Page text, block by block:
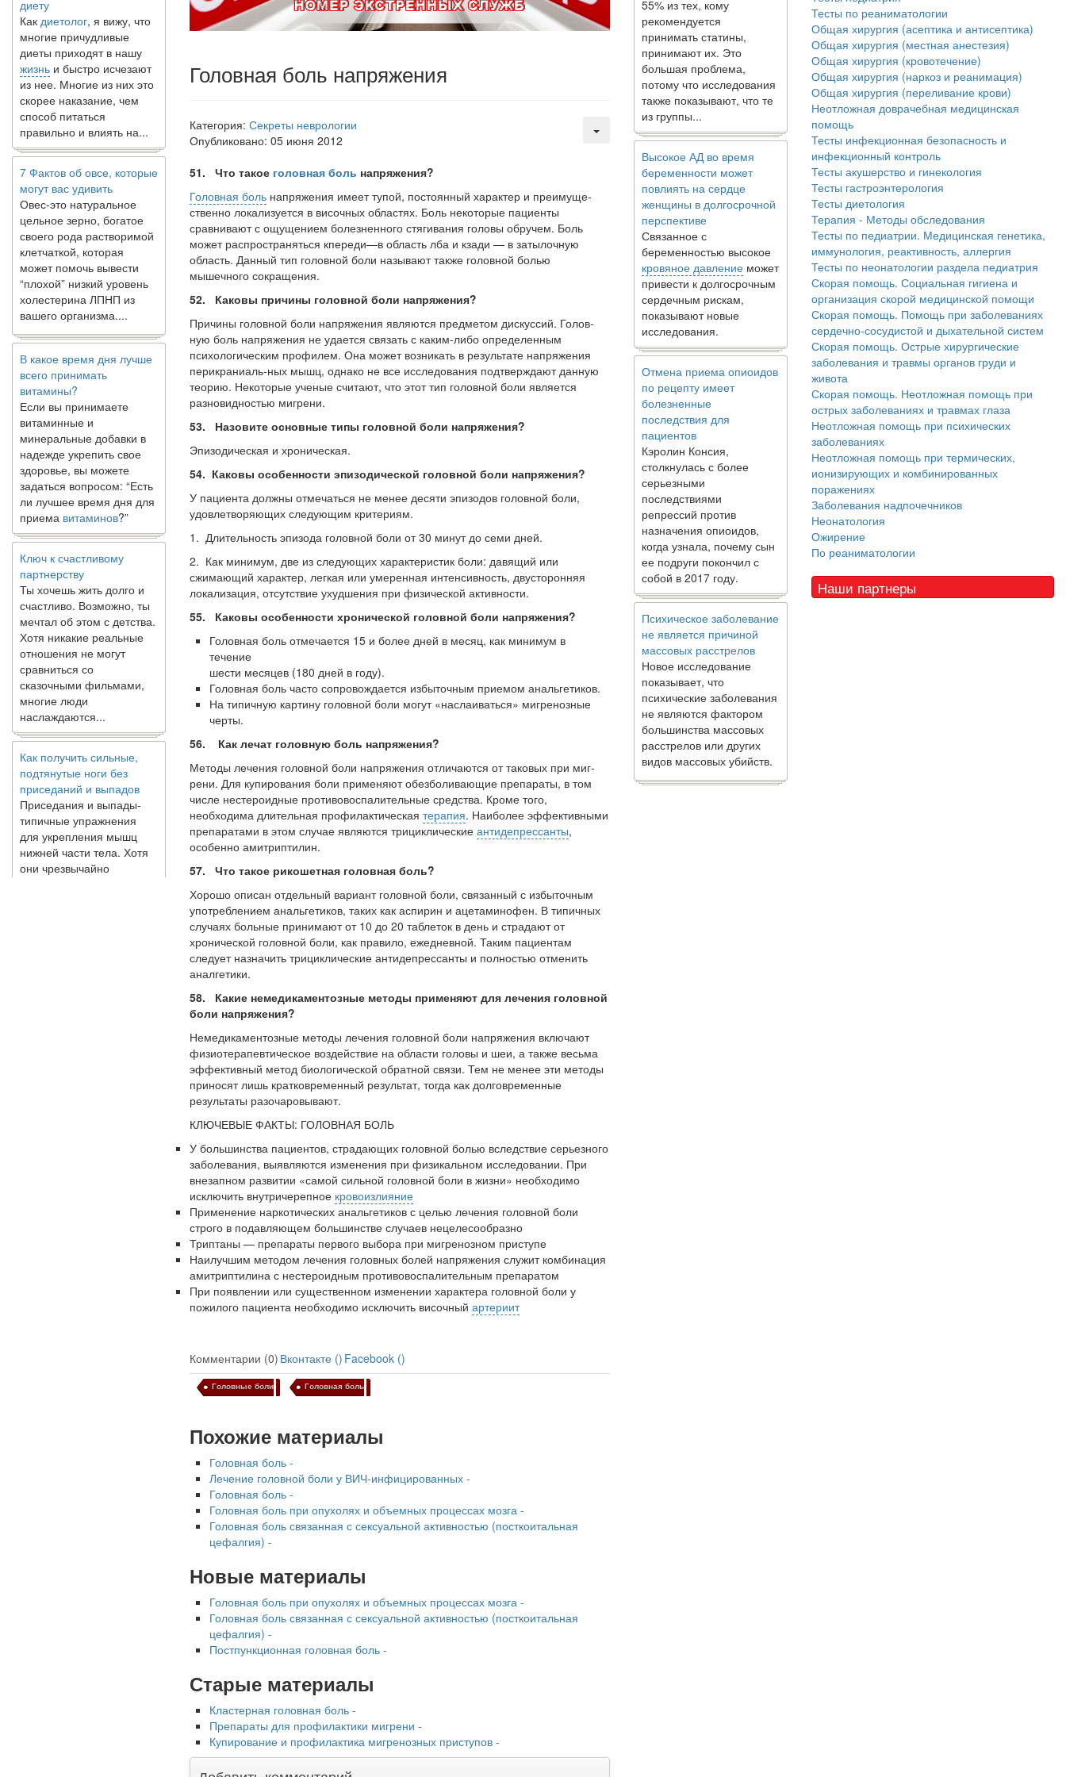
многие причудливые
диеты приходят в нашу
жизньи быстро исчезают
из нее. Многие из них это
скорее наказание, чем
способ питаться
правильно и влиять на...
7 Фактов об овсе, которые
могут вас удивить
Овес-это натуральное
цельное зерно, богатое
своего рода растворимой
клетчаткой, которая
может помочь вывести
“плохой” низкий уровень
холестерина ЛПНП из
вашего организма....
В какое время дня лучше
всего принимать
витамины?
Если вы принимаете
витаминные и
минеральные добавки в
надежде укрепить свое
здоровье, вы можете
задаться вопросом: “Есть
ли лучшее время дня для
приемавитаминов?”
Ключ к счастливому
партнерству
Ты хочешь жить долго и
счастливо. Возможно, ты
мечтал об этом с детства.
Хотя никакие реальные
отношения не могут
сравниться со
сказочными фильмами,
многие люди
наслаждаются...
Как получить сильные,
подтянутые ноги без
приседаний и выпадов
Приседания и выпады-
типичные упражнения
для укрепления мышц
нижней части тела. Хотя
они чрезвычайно
распространены, они не
могут быть безопасным
Головная боль напряжения
Категория: Секреты неврологии
Опубликовано: 05 июня 2012
51. Что такое головная боль напряжения?
Головная боль напряжения имеет тупой, постоянный характер и преимуще­
ственно локализуется в височных областях. Боль некоторые пациенты
сравнивают с ощущением болезненного стягивания головы обручем. Боль
может распростра­няться кпереди—в область лба и кзади — в затылочную
область. Данный тип голов­ной боли называют также головной болью
мышечного сокращения.
52. Каковы причины головной боли напряжения?
Причины головной боли напряжения являются предметом дискуссий. Голов­
ную боль напряжения не удается связать с каким-либо определенным
психологи­ческим профилем. Она может возникать в результате напряжения
перикраниаль-ных мышц, однако не все исследования подтверждают данную
теорию. Некоторые ученые считают, что этот тип головной боли является
разновидностью мигрени.
53. Назовите основные типы головной боли напряжения?
Эпизодическая и хроническая.
54. Каковы особенности эпизодической головной боли напряжения?
У пациента должны отмечаться не менее десяти эпизодов головной боли,
удов­летворяющих следующим критериям.
1. Длительность эпизода головной боли от 30 минут до семи дней.
2. Как минимум, две из следующих характеристик боли: давящий или
сжимающий характер, легкая или умеренная интенсивность, двусторонняя
локализация, отсутствие ухудшения при физической активности.
55. Каковы особенности хронической головной боли напряжения?
Головная боль отмечается 15 и более дней в месяц, как минимум в
течение
шести месяцев (180 дней в году).
Головная боль часто сопровождается избыточным приемом анальгетиков.
На типичную картину головной боли могут «наслаиваться» мигренозные
черты.
56. Как лечат головную боль напряжения?
Методы лечения головной боли напряжения отличаются от таковых при миг­
рени. Для купирования боли применяют обезболивающие препараты, в том
числе нестероидные противовоспалительные средства. Кроме того,
необходима длитель­ная профилактическая терапия. Наиболее эффективными
препаратами в этом слу­чае являются трициклические антидепрессанты,
особенно амитриптилин.
57. Что такое рикошетная головная боль?
Хорошо описан отдельный вариант головной боли, связанный с избыточным
употреблением анальгетиков, таких как аспирин и ацетаминофен. В типичных
слу­чаях больные принимают от 10 до 20 таблеток в день и страдают от
хронической головной боли, как правило, ежедневной. Таким пациентам
следует назначить три­циклические антидепрессанты и полностью отменить
аналгетики.
58. Какие немедикаментозные методы применяют для лечения головной
боли напряжения?
Немедикаментозные методы лечения головной боли напряжения включают
физиотерапевтическое воздействие на области головы и шеи, а также весьма
эф­фективный метод биологической обратной связи. Тем не менее эти методы
прино­сят лишь кратковременный результат, тогда как долговременные
результаты разо­чаровывают.
КЛЮЧЕВЫЕ ФАКТЫ: ГОЛОВНАЯ БОЛЬ
У большинства пациентов, страдающих головной болью вследствие серьезного
заболевания, выявляются изменения при физикальном исследовании. При
вне­запном развитии «самой сильной головной боли в жизни» необходимо
исключить внутричерепное кровоизлияние
Применение наркотических анальгетиков с целью лечения головной боли
строго в подавляющем большинстве случаев нецелесообразно
Триптаны — препараты первого выбора при мигренозном приступе
Наилучшим методом лечения головных болей напряжения служит комбинация
амитриптилина с нестероидным противовоспалительным препаратом
При появлении или существенном изменении характера головной боли у
пожилого пациента необходимо исключить височный артериит
Комментарии (0) Вконтакте () Facebook ()
Головные боли Головная боль
Похожие материалы
Головная боль -
Лечение головной боли у ВИЧ-инфицирован­ных -
Головная боль -
Головная боль при опухолях и объемных процессах мозга -
Головная боль связанная с сексуальной активностью (посткоитальная
цефалгия) -
Новые материалы
Головная боль при опухолях и объемных процессах мозга -
Головная боль связанная с сексуальной активностью (посткоитальная
цефалгия) -
Постпункционная головная боль -
Старые материалы
Кластерная головная боль -
Препараты для профилактики мигрени -
Купирование и профилактика мигренозных приступов -
55% из тех, кому
рекомендуется
принимать статины,
принимают их. Это
большая проблема,
потому что исследования
также показывают, что те
из группы...
Высокое АД во время
беременности может
повлиять на сердце
женщины в долгосрочной
перспективе
Связанное с
беременностью высокое
кровяное давление может
привести к долгосрочным
сердечным рискам,
показывают новые
исследования.
Отмена приема опиоидов
по рецепту имеет
болезненные
последствия для
пациентов
Кэролин Консия,
столкнулась с более
серьезными
последствиями
репрессий против
назначения опиоидов,
когда узнала, почему сын
ее подруги покончил с
собой в 2017 году.
Психическое заболевание
не является причиной
массовых расстрелов
Новое исследование
показывает, что
психические заболевания
не являются фактором
большинства массовых
расстрелов или других
видов массовых убийств.
Тесты по реаниматологии
Общая хирургия (асептика и антисептика)
Общая хирургия (местная анестезия)
Общая хирургия (кровотечение)
Общая хирургия (наркоз и реанимация)
Общая хирургия (переливание крови)
Неотложная доврачебная медицинская
помощь
Тесты инфекционная безопасность и
инфекционный контроль
Тесты акушерство и гинекология
Тесты гастроэнтерология
Тесты диетология
Терапия - Методы обследования
Тесты по педиатрии. Медицинская генетика,
иммунология, реактивность, аллергия
Тесты по неонатологии раздела педиатрия
Скорая помощь. Социальная гигиена и
организация скорой медицинской помощи
Скорая помощь. Помощь при заболеваниях
сердечно-сосудистой и дыхательной систем
Скорая помощь. Острые хирургические
заболевания и травмы органов груди и
живота
Скорая помощь. Неотложная помощь при
острых заболеваниях и травмах глаза
Неотложная помощь при психических
заболеваниях
Неотложная помощь при термических,
ионизирующих и комбинированных
поражениях
Заболевания надпочечников
Неонатология
Ожирение
По реаниматологии
Наши партнеры